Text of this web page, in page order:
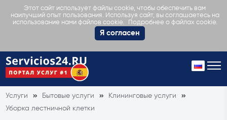
Этот сайт использует файлы cookie, чтобы обеспечить вам
наилучший опыт пользования. Используя сайт, вы соглашаетесь на
использование нами файлов cookie.
Подробнее о файлах cookie.
Я согласен
Услуги Бытовые услуги
Клининговые услуги
Уборка лестничной клетки